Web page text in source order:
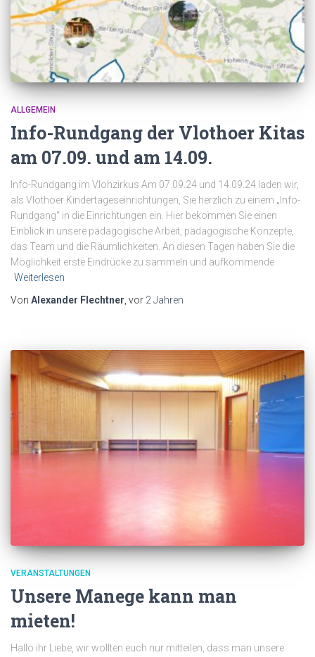
ALLGEMEIN
Info-Rundgang der Vlothoer Kitas
am 07.09. und am 14.09.
Info-Rundgang im Vlohzirkus Am 07.09.24 und 14.09.24 laden wir,
als Vlothoer Kindertageseinrichtungen, Sie herzlich zu einem „Info-
Rundgang“ in die Einrichtungen ein. Hier bekommen Sie einen
Einblick in unsere pädagogische Arbeit, pädagogische Konzepte,
das Team und die Räumlichkeiten. An diesen Tagen haben Sie die
Möglichkeit erste Eindrücke zu sammeln und aufkommende
Weiterlesen
Von Alexander Flechtner , vor 2 Jahren
VERANSTALTUNGEN
Unsere Manege kann man
mieten!
Hallo ihr Liebe, wir wollten euch nur mitteilen, dass man unsere